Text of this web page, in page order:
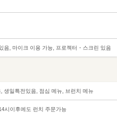
음, 마이크 이용 가능, 프로젝터・스크린 있음
생일특전있음, 점심 메뉴, 브런치 메뉴
시이후에도 런치 주문가능